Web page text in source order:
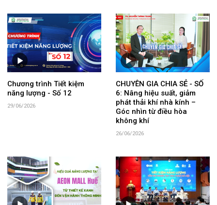
Chương trình Tiết kiệm
năng lượng - Số 12
29/06/2026
CHUYÊN GIA CHIA SẺ - SỐ
6: Nâng hiệu suất, giảm
phát thải khí nhà kính –
Góc nhìn từ điều hòa
không khí
26/06/2026